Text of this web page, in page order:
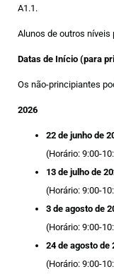
A1.1.
Alunos de outros
Datas de Início (para
Os não-principiantes
2026
22 de junho de
(Horário: 9:00-
13 de julho de
(Horário: 9:00-
3 de agosto de
(Horário: 9:00-
24 de agosto de
(Horário: 9:00-